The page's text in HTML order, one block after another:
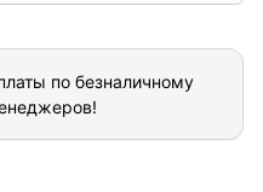
по безналичному